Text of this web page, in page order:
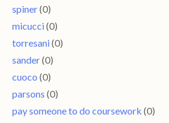
spiner(0)
micucci(0)
torresani(0)
sander(0)
cuoco (0)
parsons (0)
pay someone to do coursework (0)